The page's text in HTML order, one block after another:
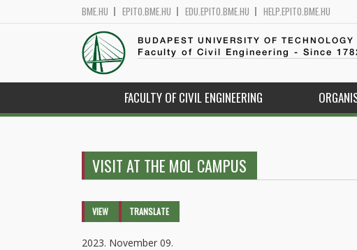
BME.HU EPITO.BME.HU EDU.EPITO.BME.HU HELP.EPITO.BME.HU
BUDAPEST UNIVERSITY OF
Faculty of Civil Engineering - Since
FACULTY OF CIVIL ENGINEERING
VISIT AT THE MOL CAMPUS
Primary tabs
VIEW (ACTIVETRANSLATE
2023. November 09.